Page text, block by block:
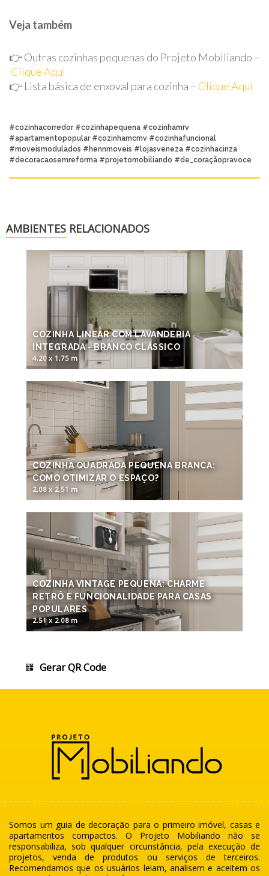
Veja também
👉 Outras cozinhas pequenas do Projeto Mobiliando –
Clique Aqui
👉 Lista básica de enxoval para cozinha – Clique Aqui
#cozinhacorredor #cozinhapequena #cozinhamrv
#apartamentopopular #cozinhamcmv #cozinhafuncional
#moveismodulados #hennmoveis #lojasveneza #cozinhacinza
#decoracaosemreforma #projetomobiliando #de_coraçãopravoce
AMBIENTES RELACIONADOS
COZINHA LINEAR COM LAVANDERIA
INTEGRADA - BRANCO CLÁSSICO
4,20 x 1,75 m
COZINHA QUADRADA PEQUENA BRANCA:
COMO OTIMIZAR O ESPAÇO?
2,08 x 2,51 m
COZINHA VINTAGE PEQUENA: CHARME
RETRÔ E FUNCIONALIDADE PARA CASAS
POPULARES
2.51 x 2.08 m
Gerar QR Code
Somos um guia de decoração para o primeiro imóvel, casas e
apartamentos compactos. O Projeto Mobiliando não se
responsabiliza, sob qualquer circunstância, pela execução de
projetos, venda de produtos ou serviços de terceiros.
Recomendamos que os usuários leiam, analisem e aceitem os